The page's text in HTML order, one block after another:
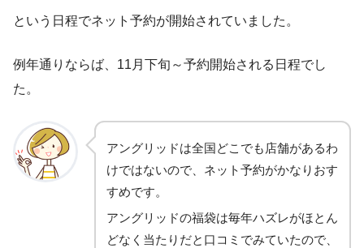
という日程でネット予約が開始されていました。
例年通りならば、11月下旬～予約開始される日程でし
た。
アングリッドは全国どこでも店舗があるわ
けではないので、ネット予約がかなりおす
すめです。
アングリッドの福袋は毎年ハズレがほとん
どなく当たりだと口コミでみていたので、